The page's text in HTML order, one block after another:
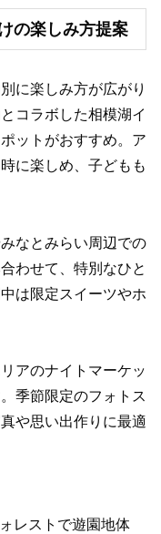
の楽しみ方提案
に楽しみ方が広がり
コラボした相模湖イ
ットがおすすめ。ア
に楽しめ、子どもも
なとみらい周辺での
わせて、特別なひと
は限定スイーツやホ
アのナイトマーケッ
季節限定のフォトス
や思い出作りに最適
レストで遊園地体